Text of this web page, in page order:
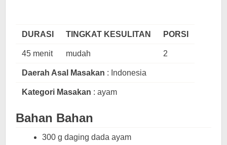
DURASI TINGKAT KESULITAN PORSI
45 menit mudah 2
Daerah Asal Masakan : Indonesia
Kategori Masakan : ayam
Bahan Bahan
300 g daging dada ayam